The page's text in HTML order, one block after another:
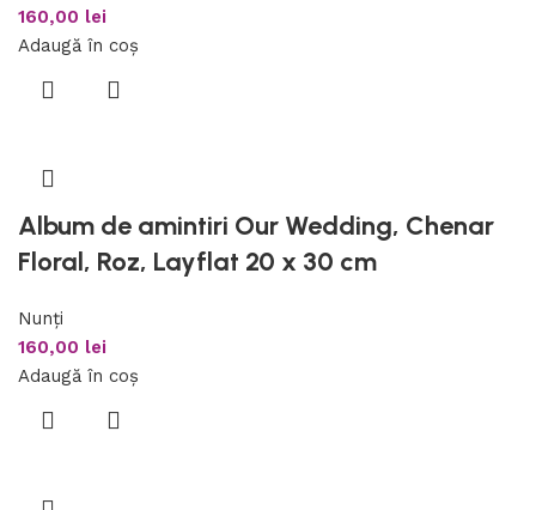
160,00 lei
Adaugă în coș
Album de amintiri Our Wedding, Chenar
Floral, Roz, Layflat 20 x 30 cm
Nunți
160,00 lei
Adaugă în coș